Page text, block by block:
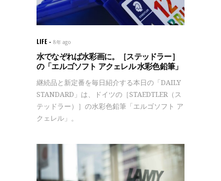
LIFE 8年 ago
水でなぞれば水彩画に。［ステッドラー］
の「エルゴソフト アクェレル 水彩色鉛筆」
継続品と新定番を毎日紹介する本日の「DAILY
STANDARD」は、ドイツの［STAEDTLER（ス
テッドラー）］の水彩色鉛筆「エルゴソフト ア
クェレル」。